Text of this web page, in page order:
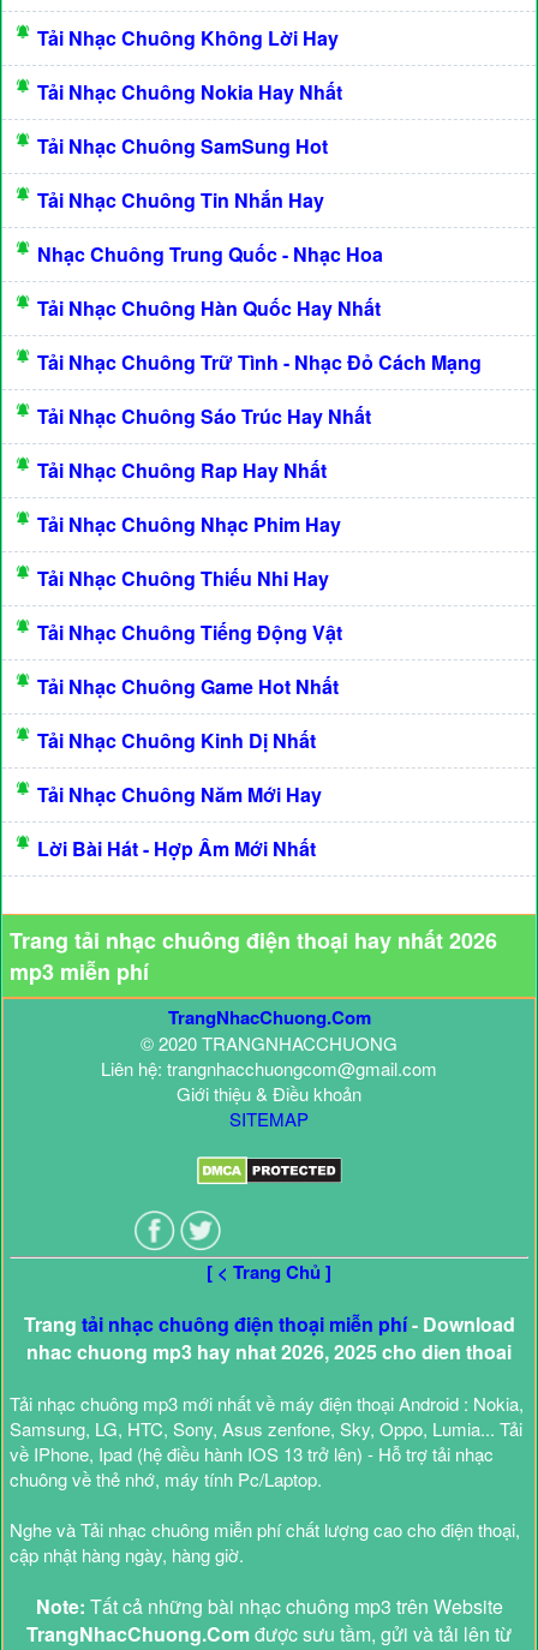
Tải Nhạc Chuông Không Lời Hay
Tải Nhạc Chuông Nokia Hay Nhất
Tải Nhạc Chuông SamSung Hot
Tải Nhạc Chuông Tin Nhắn Hay
Nhạc Chuông Trung Quốc - Nhạc Hoa
Tải Nhạc Chuông Hàn Quốc Hay Nhất
Tải Nhạc Chuông Trữ Tình - Nhạc Đỏ Cách Mạng
Tải Nhạc Chuông Sáo Trúc Hay Nhất
Tải Nhạc Chuông Rap Hay Nhất
Tải Nhạc Chuông Nhạc Phim Hay
Tải Nhạc Chuông Thiếu Nhi Hay
Tải Nhạc Chuông Tiếng Động Vật
Tải Nhạc Chuông Game Hot Nhất
Tải Nhạc Chuông Kinh Dị Nhất
Tải Nhạc Chuông Năm Mới Hay
Lời Bài Hát - Hợp Âm Mới Nhất
Trang tải nhạc chuông điện thoại hay nhất 2026
mp3 miễn phí
TrangNhacChuong.Com
© 2020 TRANGNHACCHUONG
Liên hệ: trangnhacchuongcom@gmail.com
Giới thiệu & Điều khoản
SITEMAP
[ < Trang Chủ ]
Trang tải nhạc chuông điện thoại miễn phí- Download
nhac chuong mp3 hay nhat 2026, 2025 cho dien thoai
Tải nhạc chuông mp3 mới nhất về máy điện thoại Android : Nokia,
Samsung, LG, HTC, Sony, Asus zenfone, Sky, Oppo, Lumia... Tải
về IPhone, Ipad (hệ điều hành IOS 13 trở lên) - Hỗ trợ tải nhạc
chuông về thẻ nhớ, máy tính Pc/Laptop.
Nghe và Tải nhạc chuông miễn phí chất lượng cao cho điện thoại,
cập nhật hàng ngày, hàng giờ.
Note: Tất cả những bài nhạc chuông mp3 trên Website
TrangNhacChuong.Comđược sưu tầm, gửi và tải lên từ